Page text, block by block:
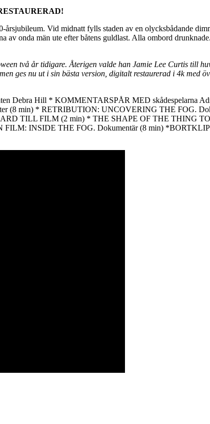
Vid midnatt fylls staden av en olycksbådande
av onda män ute efter båtens guldlast. Alla ombord
två år tidigare. Återigen valde han Jamie Lee Curtis till
ges nu ut i sin bästa version, digitalt restaurerad i 4k med
Debra Hill * KOMMENTARSPÅR MED skådespelarna
(8 min) * RETRIBUTION: UNCOVERING THE FOG.
TILL FILM (2 min) * THE SHAPE OF THE THING
FILM: INSIDE THE FOG. Dokumentär (8 min)